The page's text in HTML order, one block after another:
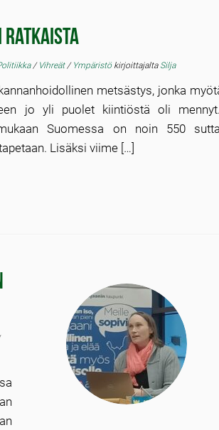
ratkaista
/ Vihreät/ Ympäristö kirjoittajalta Silja
metsästys, jonka
jo yli puolet kiintiöstä oli mennyt.
Suomessa on noin 550
Lisäksi viime […]